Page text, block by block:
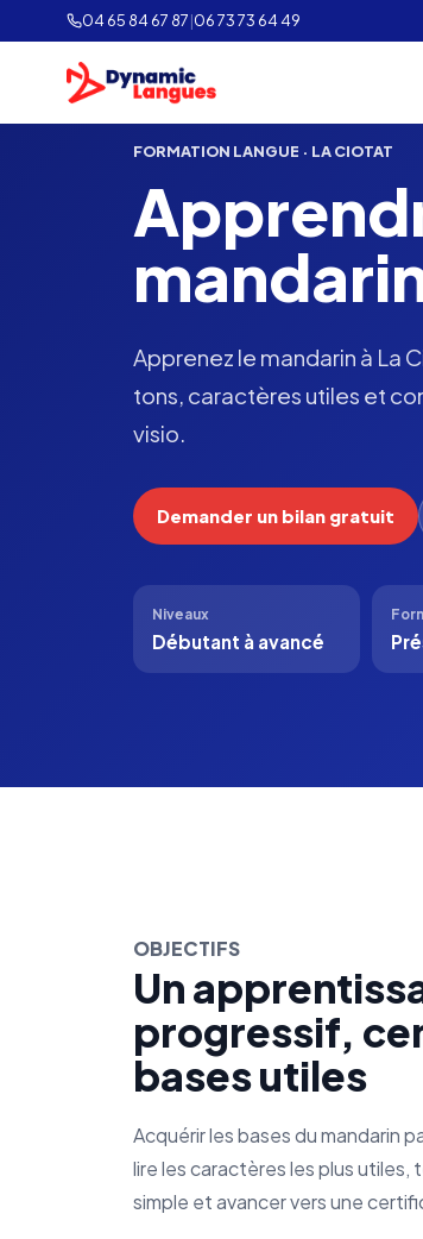
04 65 84 67 87|06 73 73 64 49
FORMATION LANGUE · LA CIOTAT
Apprenez le mandarin à La
tons, caractères utiles et
visio.
Demander un bilan gratuit
Niveaux
Débutant à avancé
OBJECTIFS
Un
progressif,
bases utiles
Acquérir les bases du mandarin
lire les caractères les plus utiles,
simple et avancer vers une